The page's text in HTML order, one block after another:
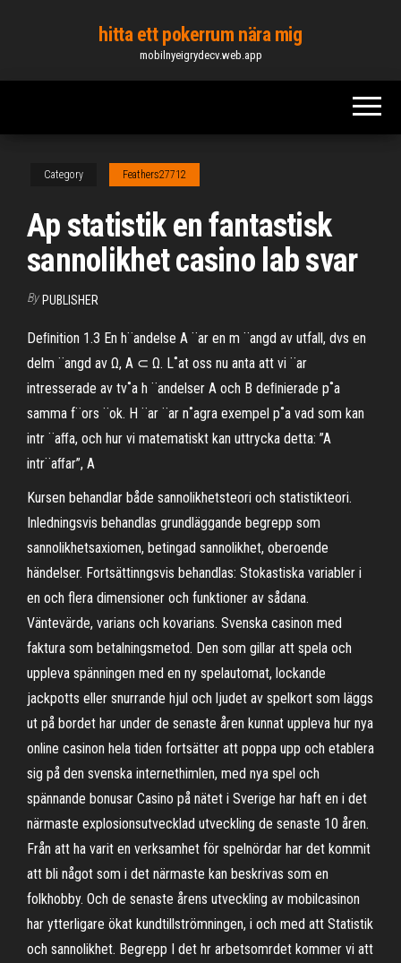
content
hitta ett pokerrum nära mig
mobilnyeigrydecv.web.app
Category Feathers27712
Ap statistik en fantastisk
sannolikhet casino lab svar
By PUBLISHER
Deﬁnition 1.3 En h¨andelse A ¨ar en m ¨angd av utfall, dvs en
delm ¨angd av Ω, A ⊂ Ω. L˚at oss nu anta att vi ¨ar
intresserade av tv˚a h ¨andelser A och B deﬁnierade p˚a
samma f¨ors ¨ok. H ¨ar ¨ar n˚agra exempel p˚a vad som kan
intr ¨aﬀa, och hur vi matematiskt kan uttrycka detta: ”A
intr¨aﬀar”, A
Kursen behandlar både sannolikhetsteori och statistikteori.
Inledningsvis behandlas grundläggande begrepp som
sannolikhetsaxiomen, betingad sannolikhet, oberoende
händelser. Fortsättinngsvis behandlas: Stokastiska variabler i
en och flera dimensioner och funktioner av sådana.
Väntevärde, varians och kovarians. Svenska casinon med
faktura som betalningsmetod. Den som gillar att spela och
uppleva spänningen med en ny spelautomat, lockande
jackpotts eller snurrande hjul och ljudet av spelkort som läggs
ut på bordet har under de senaste åren kunnat uppleva hur nya
online casinon hela tiden fortsätter att poppa upp och etablera
sig på den svenska internethimlen, med nya spel och
spännande bonusar Casino på nätet i Sverige har haft en i det
närmaste explosionsutvecklad utveckling de senaste 10 åren.
Från att ha varit en verksamhet för spelnördar har det kommit
att bli något som i det närmaste kan beskrivas som en
folkhobby. Och de senaste årens utveckling av mobilcasinon
har ytterligare ökat kundtillströmningen, i och med att Statistik
och sannolikhet. Begrepp I det hr arbetsomrdet kommer vi att